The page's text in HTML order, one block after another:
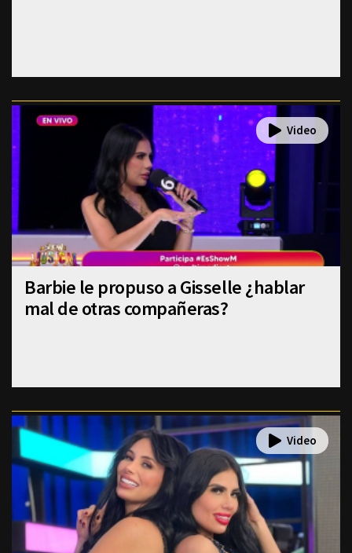
Barbie le propuso a Gisselle ¿hablar
mal de otras compañeras?